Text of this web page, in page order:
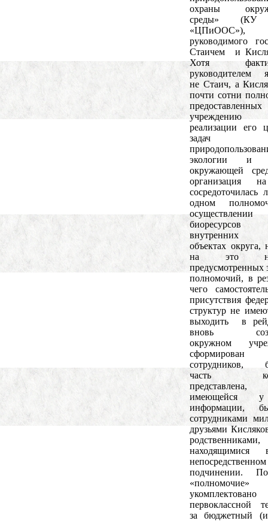
охраны
среды»
«ЦПиООС»),
руководимого
Стаичем и
Хотя
руководителем
не Стаич, а
почти сотни
предоставленных
реализации его
задач
экологии и
окружающей
организация
сосредоточилась
одном
осуществлении
внутренних
объектах округа,
на это
предусмотренных
полномочий, в
чего
присутствия
структур не
выходить в
вновь
окружном
сотрудников,
часть
имеющейся
информации,
сотрудниками
друзьями
родственниками,
непосредственном
подчинении.
укомплектовано
первоклассной
за бюджетный